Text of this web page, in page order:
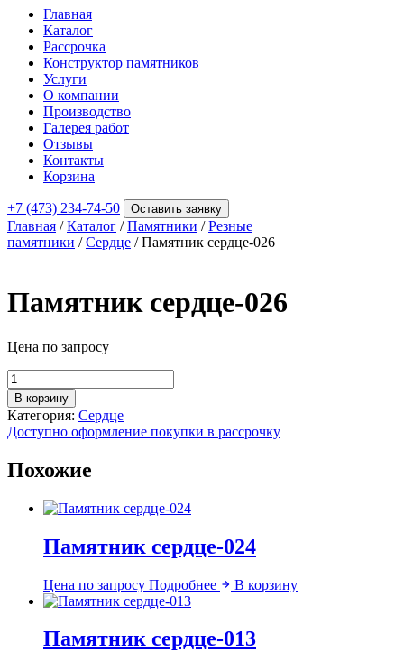
Главная
Каталог
Рассрочка
Конструктор памятников
Услуги
О компании
Производство
Галерея работ
Отзывы
Контакты
Корзина
+7 (473) 234-74-50 Оставить заявку
Главная /Каталог /Памятники /Резные
памятники /Сердце / Памятник сердце-026
Памятник сердце-026
Цена по запросу
Количество
товара
Памятник
сердце-026
В корзину
Категория: Сердце
Доступно оформление покупки в рассрочку
Похожие
Памятник сердце-024
Цена по запросу Подробнее В корзину
Памятник сердце-013